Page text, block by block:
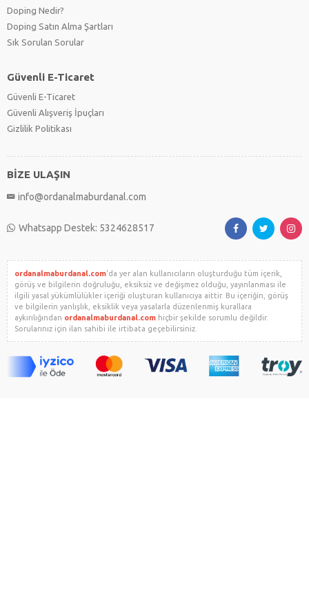
Doping Nedir?
Doping Satın Alma Şartları
Sık Sorulan Sorular
Güvenli E-Ticaret
Güvenli E-Ticaret
Güvenli Alışveriş İpuçları
Gizlilik Politikası
BİZE ULAŞIN
info@ordanalmaburdanal.com
Whatsapp Destek: 5324628517
ordanalmaburdanal.com'da yer alan kullanıcıların oluşturduğu tüm içerik,
görüş ve bilgilerin doğruluğu, eksiksiz ve değişmez olduğu, yayınlanması ile
ilgili yasal yükümlülükler içeriği oluşturan kullanıcıya aittir. Bu içeriğin, görüş
ve bilgilerin yanlışlık, eksiklik veya yasalarla düzenlenmiş kurallara
aykırılığından ordanalmaburdanal.com hiçbir şekilde sorumlu değildir.
Sorularınız için ilan sahibi ile irtibata geçebilirsiniz.